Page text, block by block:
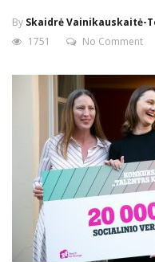
By Skaidrė Vainikauskaitė-
1751
No Comment